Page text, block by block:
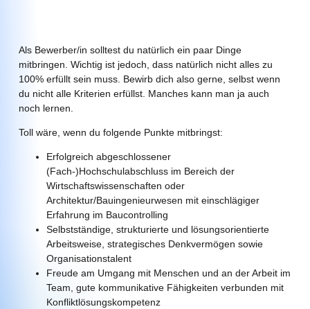
Als Bewerber/in solltest du natürlich ein paar Dinge
mitbringen. Wichtig ist jedoch, dass natürlich nicht alles zu
100% erfüllt sein muss. Bewirb dich also gerne, selbst wenn
du nicht alle Kriterien erfüllst. Manches kann man ja auch
noch lernen.
Toll wäre, wenn du folgende Punkte mitbringst:
Erfolgreich abgeschlossener
(Fach-)Hochschulabschluss im Bereich der
Wirtschaftswissenschaften oder
Architektur/Bauingenieurwesen mit einschlägiger
Erfahrung im Baucontrolling
Selbstständige, strukturierte und lösungsorientierte
Arbeitsweise, strategisches Denkvermögen sowie
Organisationstalent
Freude am Umgang mit Menschen und an der Arbeit im
Team, gute kommunikative Fähigkeiten verbunden mit
Konfliktlösungskompetenz